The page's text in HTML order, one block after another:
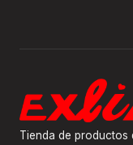
Tienda de productos